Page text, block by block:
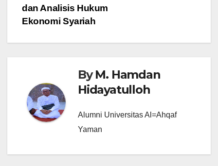
dan Analisis Hukum
Ekonomi Syariah
ByM. Hamdan
Hidayatulloh
Alumni Universitas Al=Ahqaf
Yaman